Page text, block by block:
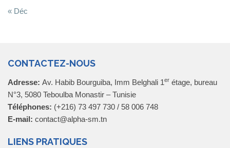
« Déc
CONTACTEZ-NOUS
Adresse: Av. Habib Bourguiba, Imm Belghali 1er étage, bureau
N°3, 5080 Teboulba Monastir – Tunisie
Téléphones: (+216) 73 497 730 / 58 006 748
E-mail: contact@alpha-sm.tn
LIENS PRATIQUES